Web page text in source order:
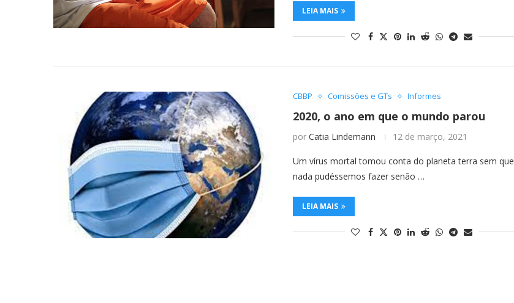
LEIA MAIS
CBBP Comissões e GTs Informes
2020, o ano em que o mundo parou
por Catia Lindemann 12 de março, 2021
Um vírus mortal tomou conta do planeta terra sem que
nada pudéssemos fazer senão …
LEIA MAIS